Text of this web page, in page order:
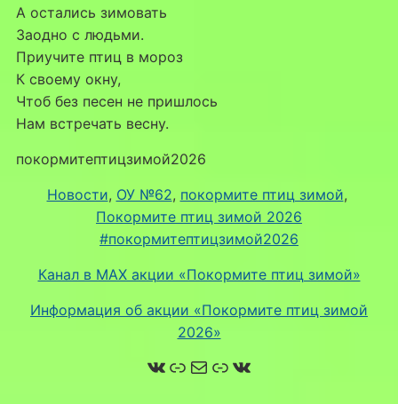
А остались зимовать
Заодно с людьми.
Приучите птиц в мороз
К своему окну,
Чтоб без песен не пришлось
Нам встречать весну.
покормитептицзимой2026
Новости, ОУ №62, покормите птиц зимой
Покормите птиц зимой 2026
#покормитептицзимой2026
Канал в MAX акции «Покормите птиц зимой»
Информация об акции «Покормите птиц зимой
2026»
ВКонтакте
Ссылка
Почта
Ссылка
ВКонтакте